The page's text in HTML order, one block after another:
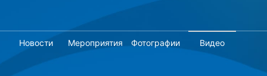
Новости Мероприятия Фотографии Видео